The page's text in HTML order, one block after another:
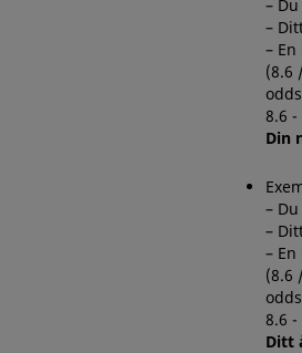
–
–
–
(8.6
8.6 -
Din
–
–
–
(8.6
8.6 -
Ditt